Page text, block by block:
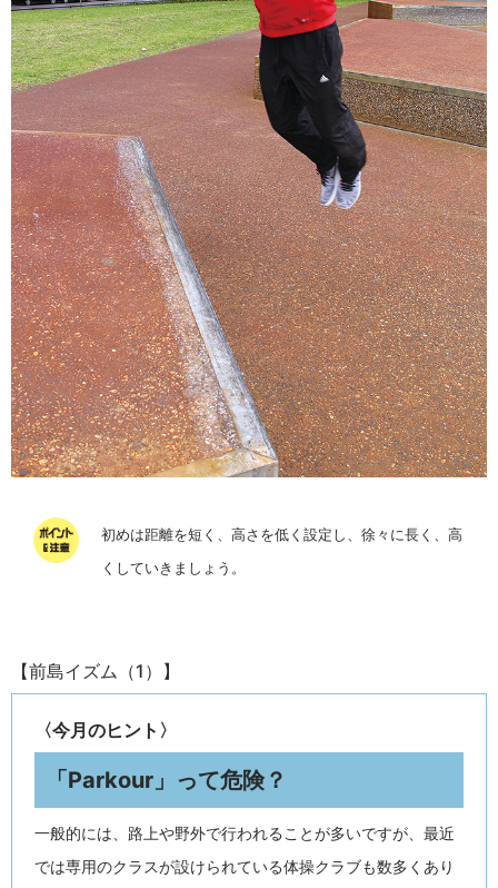
初めは距離を短く、高さを低く設定し、徐々に長く、高
くしていきましょう。
【前島イズム（1）】
〈今月のヒント〉
「Parkour」って危険？
一般的には、路上や野外で行われることが多いですが、最近
では専用のクラスが設けられている体操クラブも数多くあり